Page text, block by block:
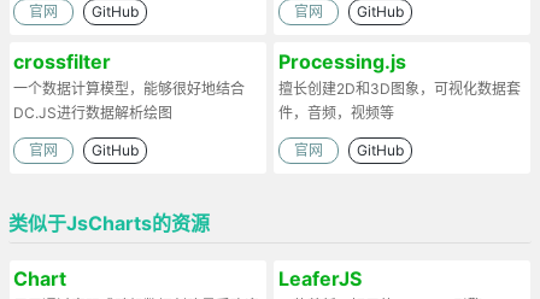
官网 GitHub 官网 GitHub
crossfilter
一个数据计算模型，能够很好地结合
DC.JS进行数据解析绘图
官网 GitHub
Processing.js
擅长创建2D和3D图象，可视化数据套
件，音频，视频等
官网 GitHub
类似于JsCharts的资源
Chart LeaferJS